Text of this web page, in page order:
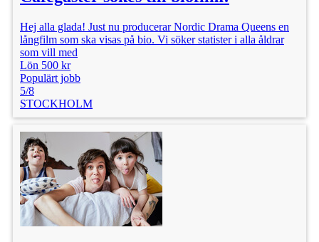
Hej alla glada! Just nu producerar Nordic Drama Queens en
långfilm som ska visas på bio. Vi söker statister i alla åldrar
som vill med
Lön 500 kr
Populärt jobb
5/8
STOCKHOLM